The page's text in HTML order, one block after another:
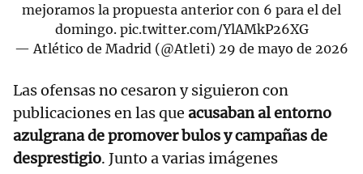
mejoramos la propuesta anterior con 6 para el del
domingo. pic.twitter.com/YlAMkP26XG
— Atlético de Madrid (@Atleti) 29 de mayo de 2026
Las ofensas no cesaron y siguieron con
publicaciones en las que acusaban al entorno
azulgrana de promover bulos y campañas de
desprestigio. Junto a varias imágenes